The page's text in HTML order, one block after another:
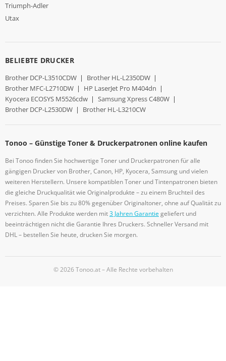
Triumph-Adler
Utax
BELIEBTE DRUCKER
Brother DCP-L3510CDW | Brother HL-L2350DW |
Brother MFC-L2710DW | HP LaserJet Pro M404dn |
Kyocera ECOSYS M5526cdw | Samsung Xpress C480W |
Brother DCP-L2530DW | Brother HL-L3210CW
Tonoo – Günstige Toner & Druckerpatronen online kaufen
Bei Tonoo finden Sie hochwertige Toner und Druckerpatronen für alle
gängigen Drucker von Brother, Canon, HP, Kyocera, Samsung und vielen
weiteren Herstellern. Unsere kompatiblen Toner und Tintenpatronen bieten
die gleiche Druckqualität wie Originalprodukte – zu einem Bruchteil des
Preises. Sparen Sie bis zu 80% gegenüber Originaltoner, ohne auf Qualität zu
verzichten. Alle Produkte werden mit3 Jahren Garantiegeliefert und
beeinträchtigen nicht die Garantie Ihres Druckers. Schneller Versand mit
DHL – bestellen Sie heute, drucken Sie morgen.
© 2026 Tonoo.at – Alle Rechte vorbehalten